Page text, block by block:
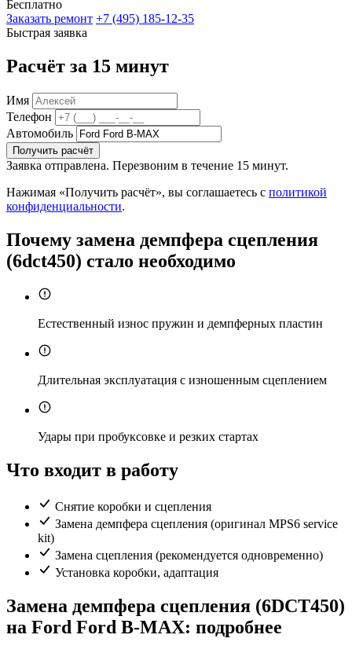
Бесплатно
Заказать ремонт +7 (495) 185-12-35
Быстрая заявка
Расчёт за 15 минут
Имя
Телефон
Автомобиль
Получить расчёт
Заявка отправлена. Перезвоним в течение 15 минут.
Нажимая «Получить расчёт», вы соглашаетесь с политикой
конфиденциальности.
Почему замена демпфера сцепления
(6dct450) стало необходимо
Естественный износ пружин и демпферных пластин
Длительная эксплуатация с изношенным сцеплением
Удары при пробуксовке и резких стартах
Что входит в работу
Снятие коробки и сцепления
Замена демпфера сцепления (оригинал MPS6 service
kit)
Замена сцепления (рекомендуется одновременно)
Установка коробки, адаптация
Замена демпфера сцепления (6DCT450)
на Ford Ford B-MAX: подробнее